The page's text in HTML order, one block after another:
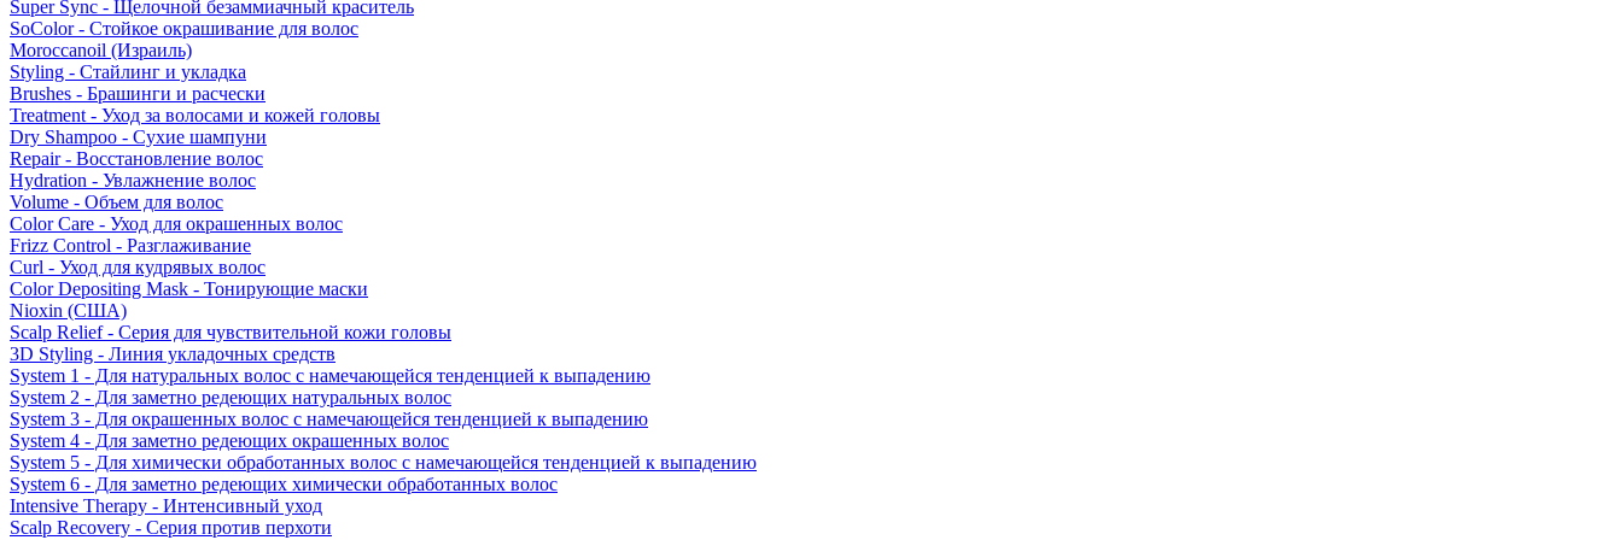
Super Sync - Щелочной безаммиачный краситель
SoColor - Стойкое окрашивание для волос
Moroccanoil (Израиль)
Styling - Стайлинг и укладка
Brushes - Брашинги и расчески
Treatment - Уход за волосами и кожей головы
Dry Shampoo - Сухие шампуни
Repair - Восстановление волос
Hydration - Увлажнение волос
Volume - Объем для волос
Color Care - Уход для окрашенных волос
Frizz Control - Разглаживание
Curl - Уход для кудрявых волос
Color Depositing Mask - Тонирующие маски
Nioxin (США)
Scalp Relief - Серия для чувствительной кожи головы
3D Styling - Линия укладочных средств
System 1 - Для натуральных волос с намечающейся тенденцией к выпадению
System 2 - Для заметно редеющих натуральных волос
System 3 - Для окрашенных волос с намечающейся тенденцией к выпадению
System 4 - Для заметно редеющих окрашенных волос
System 5 - Для химически обработанных волос с намечающейся тенденцией к выпадению
System 6 - Для заметно редеющих химически обработанных волос
Intensive Therapy - Интенсивный уход
Scalp Recovery - Серия против перхоти